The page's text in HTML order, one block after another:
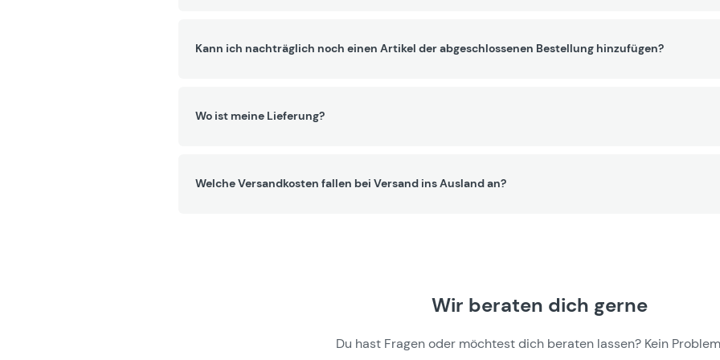
Kann ich nachträglich noch einen Artikel der abgeschlossenen Bestellung hinzufügen?
Wo ist meine Lieferung?
Welche Versandkosten fallen bei Versand ins Ausland an?
Wir beraten dich gerne
Du hast Fragen oder möchtest dich beraten lassen? Kein